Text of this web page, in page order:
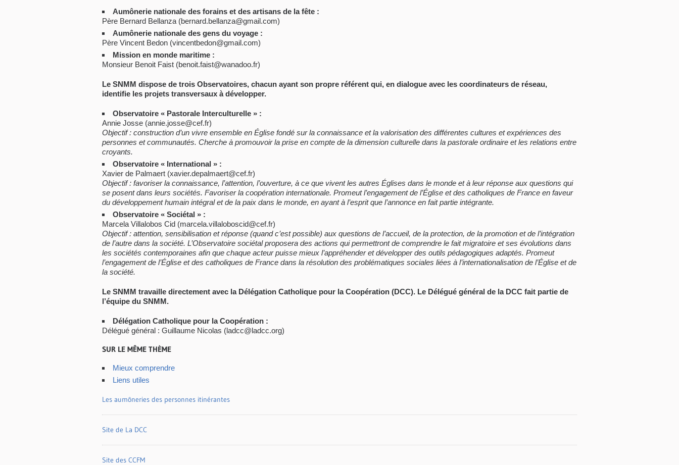
Aumônerie nationale des forains et des artisans de la fête :
Père Bernard Bellanza (bernard.bellanza@gmail.com)
Aumônerie nationale des gens du voyage :
Père Vincent Bedon (vincentbedon@gmail.com)
Mission en monde maritime :
Monsieur Benoit Faist (benoit.faist@wanadoo.fr)
Le SNMM dispose de trois Observatoires, chacun ayant son propre référent qui, en dialogue avec les coordinateurs de réseau,
identifie les projets transversaux à développer.
Observatoire « Pastorale Interculturelle » :
Annie Josse (annie.josse@cef.fr)
Objectif : construction d’un vivre ensemble en Église fondé sur la connaissance et la valorisation des différentes cultures et expériences des
personnes et communautés. Cherche à promouvoir la prise en compte de la dimension culturelle dans la pastorale ordinaire et les relations entre
croyants.
Observatoire « International » :
Xavier de Palmaert (xavier.depalmaert@cef.fr)
Objectif : favoriser la connaissance, l’attention, l’ouverture, à ce que vivent les autres Églises dans le monde et à leur réponse aux questions qui
se posent dans leurs sociétés. Favoriser la coopération internationale. Promeut l’engagement de l’Église et des catholiques de France en faveur
du développement humain intégral et de la paix dans le monde, en ayant à l’esprit que l’annonce en fait partie intégrante.
Observatoire « Sociétal » :
Marcela Villalobos Cid (marcela.villaloboscid@cef.fr)
Objectif : attention, sensibilisation et réponse (quand c’est possible) aux questions de l’accueil, de la protection, de la promotion et de l’intégration
de l’autre dans la société. L’Observatoire sociétal proposera des actions qui permettront de comprendre le fait migratoire et ses évolutions dans
les sociétés contemporaines afin que chaque acteur puisse mieux l’appréhender et développer des outils pédagogiques adaptés. Promeut
l’engagement de l’Église et des catholiques de France dans la résolution des problématiques sociales liées à l’internationalisation de l’Église et de
la société.
Le SNMM travaille directement avec la Délégation Catholique pour la Coopération (DCC). Le Délégué général de la DCC fait partie de
l’équipe du SNMM.
Délégation Catholique pour la Coopération :
Délégué général : Guillaume Nicolas (ladcc@ladcc.org)
SUR LE MÊME THÈME
Mieux comprendre
Liens utiles
Les aumôneries des personnes itinérantes
Site de La DCC
Site des CCFM